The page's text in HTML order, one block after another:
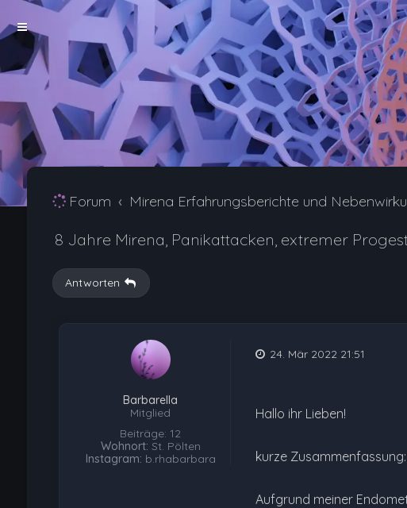
Forum Mirena Erfahrungsberichte und
8 Jahre Mirena, Panikattacken, extremer
Antworten
Barbarella
Mitglied
Beiträge: 12
Wohnort: St. Pölten
Instagram: b.rhabarbara
24. Mär 2022 21:51
Hallo ihr Lieben!
kurze
Aufgrund meiner